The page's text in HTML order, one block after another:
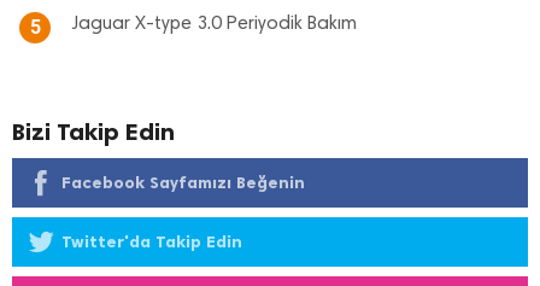
5 Jaguar X-type 3.0 Periyodik Bakım
Bizi Takip Edin
Facebook Sayfamızı Beğenin
Twitter'da Takip Edin